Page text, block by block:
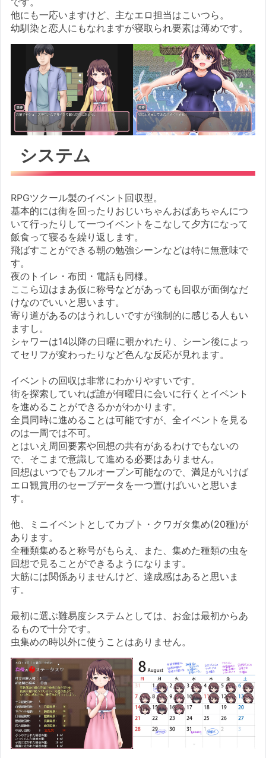
他にも一応いますけど、主なエロ担当はこいつら。
幼馴染と恋人にもなれますが寝取られ要素は薄めです。
システム
RPGツクール製のイベント回収型。
基本的には街を回ったりおじいちゃんおばあちゃんにつ
いて行ったりして一つイベントをこなして夕方になって
飯食って寝るを繰り返します。
飛ばすことができる朝の勉強シーンなどは特に無意味で
す。
夜のトイレ・布団・電話も同様。
ここら辺はまあ仮に称号などがあっても回収が面倒なだ
けなのでいいと思います。
寄り道があるのはうれしいですが強制的に感じる人もい
ますし。
シャワーは14以降の日曜に覗かれたり、シーン後によっ
てセリフが変わったりなど色んな反応が見れます。
イベントの回収は非常にわかりやすいです。
街を探索していれば誰が何曜日に会いに行くとイベント
を進めることができるかがわかります。
全員同時に進めることは可能ですが、全イベントを見る
のは一周では不可。
とはいえ周回要素や回想の共有があるわけでもないの
で、そこまで意識して進める必要はありません。
回想はいつでもフルオープン可能なので、満足がいけば
エロ観賞用のセーブデータを一つ置けばいいと思いま
す。
他、ミニイベントとしてカブト・クワガタ集め(20種)が
あります。
全種類集めると称号がもらえ、また、集めた種類の虫を
回想で見ることができるようになります。
大筋には関係ありませんけど、達成感はあると思いま
す。
最初に選ぶ難易度システムとしては、お金は最初からあ
るもので十分です。
虫集めの時以外に使うことはありません。